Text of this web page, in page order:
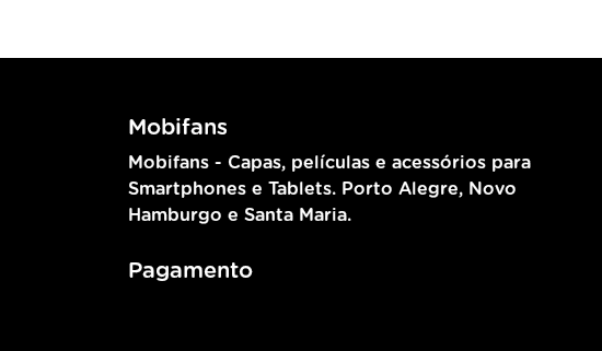
Mobifans
Mobifans - Capas, películas e acessórios para
Smartphones e Tablets. Porto Alegre, Novo
Hamburgo e Santa Maria.
Pagamento